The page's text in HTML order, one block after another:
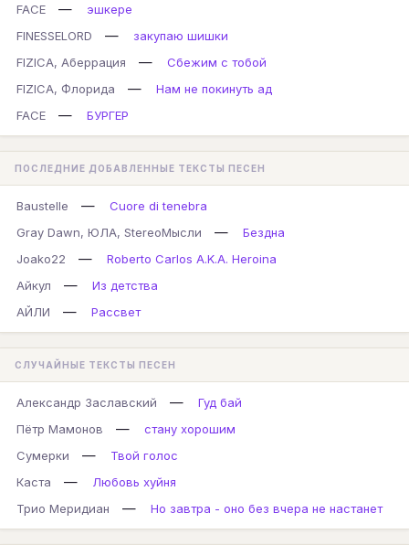
FACE
—
эшкере
FINESSELORD
—
закупаю шишки
FIZICA, Аберрация
—
Сбежим с тобой
FIZICA, Флорида
—
Нам не покинуть ад
FACE
— БУРГЕР
ПОСЛЕДНИЕ ДОБАВЛЕННЫЕ ТЕКСТЫ ПЕСЕН
Baustelle —
Cuore di tenebra
Gray Dawn, ЮЛА, StereoМысли
—
Бездна
Joako22
—
Roberto Carlos A.K.A. Heroina
Айкул
—
Из детства
АЙЛИ
— Рассвет
СЛУЧАЙНЫЕ ТЕКСТЫ ПЕСЕН
Александр Заславский —
Гуд бай
Пётр Мамонов
—
стану хорошим
Сумерки
—
Твой голос
Каста
—
Любовь хуйня
Трио Меридиан
— Но завтра - оно без вчера не настанет